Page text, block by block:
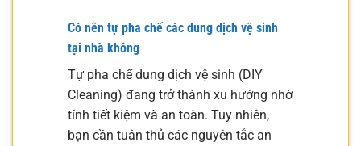
Có nên tự pha chế các dung dịch vệ sinh
tại nhà không
Tự pha chế dung dịch vệ sinh (DIY
Cleaning) đang trở thành xu hướng nhờ
tính tiết kiệm và an toàn. Tuy nhiên,
bạn cần tuân thủ các nguyên tắc an